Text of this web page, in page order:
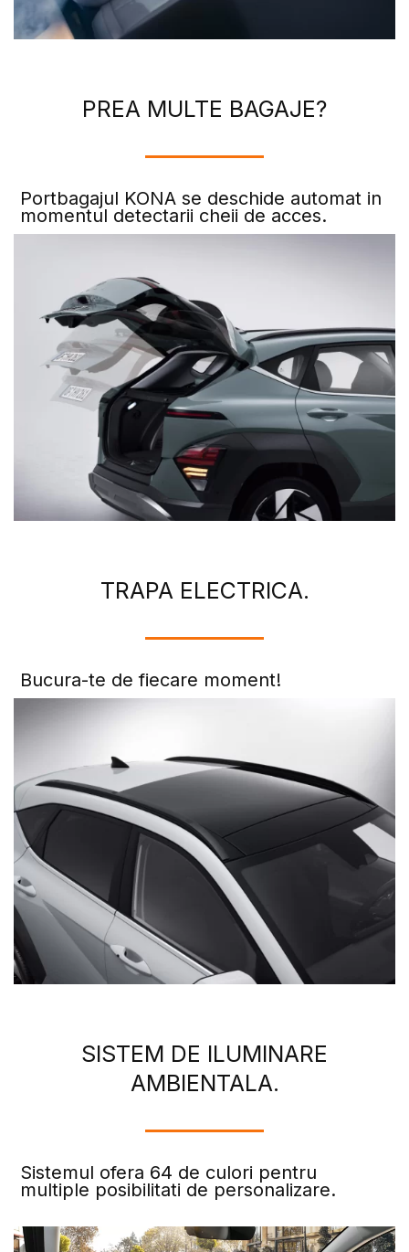
PREA MULTE BAGAJE?
Portbagajul KONA se deschide automat in
momentul detectarii cheii de acces.
TRAPA ELECTRICA.
Bucura-te de fiecare moment!
SISTEM DE ILUMINARE
AMBIENTALA.
Sistemul ofera 64 de culori pentru
multiple posibilitati de personalizare.